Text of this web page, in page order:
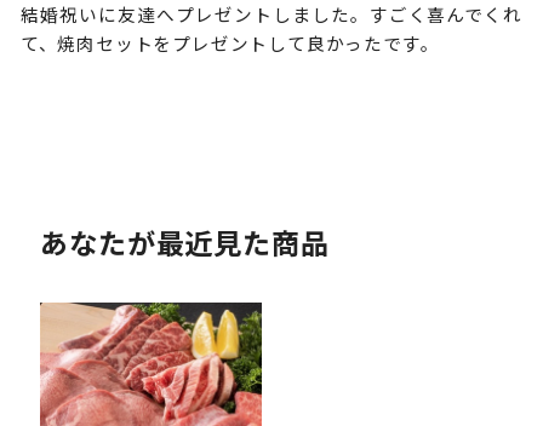
結婚祝いに友達へプレゼントしました。すごく喜んでくれ
て、焼肉セットをプレゼントして良かったです。
あなたが最近見た商品